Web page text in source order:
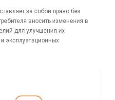
за собой право без
вносить изменения в
для улучшения их
эксплуатационных